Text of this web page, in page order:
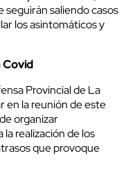
seguirán saliendo casos
los asintomáticos y
Covid
Provincial de La
en la reunión de este
organizar
realización de los
que provoque